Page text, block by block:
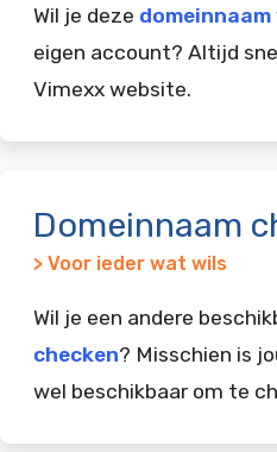
Wil je deze
eigen account? Altijd
Vimexx website.
Domeinnaam
> Voor ieder wat wils
Wil je een andere
checken? Misschien is
wel beschikbaar om te